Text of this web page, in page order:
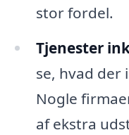
stor fordel.
Tjenester
se, hvad der
Nogle
af ekstra